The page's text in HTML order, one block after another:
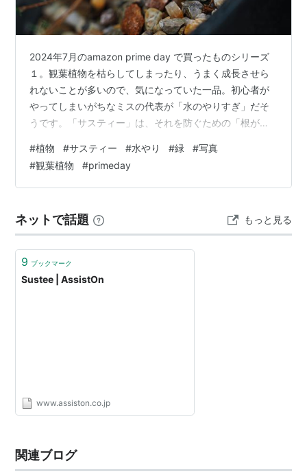
2024年7月のamazon prime day で買ったものシリーズ
１。観葉植物を枯らしてしまったり、うまく成長させら
れないことが多いので、気になっていた一品。初心者が
やってしまいがちなミスの代表が「水のやりすぎ」だそ
うです。「サスティー」は、それを防ぐための「根が水
物の土に指すことで、土の水分状態を教えてくれるそう
です。
#植物 #サスティー #水やり #緑 #写真
#観葉植物 #primeday
ネットで話題 もっと見る
9 ブックマーク
Sustee | AssistOn
www.assiston.co.jp
関連ブログ